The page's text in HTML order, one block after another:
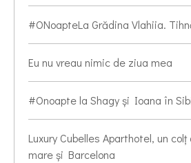
#ONoapteLa Grădina Vlahiia.
Eu nu vreau nimic de ziua mea
#Onoapte la Shagy și Ioana în
Luxury Cubelles Aparthotel, un
mare și Barcelona